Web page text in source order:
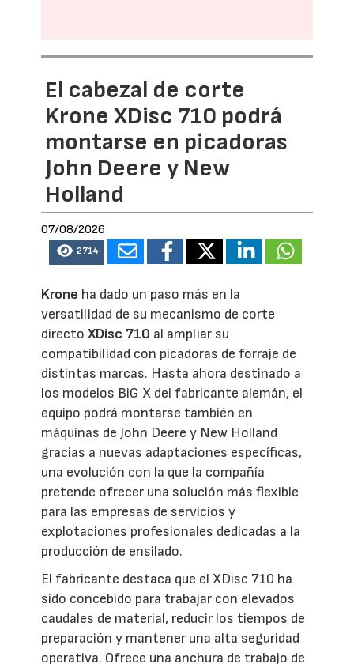
El cabezal de corte
Krone XDisc 710 podrá
montarse en picadoras
John Deere y New
Holland
07/08/2026
2714
Krone ha dado un paso más en la
versatilidad de su mecanismo de corte
directoXDisc 710 al ampliar su
compatibilidad con picadoras de forraje de
distintas marcas. Hasta ahora destinado a
los modelos BiG X del fabricante alemán, el
equipo podrá montarse también en
máquinas de John Deere y New Holland
gracias a nuevas adaptaciones específicas,
una evolución con la que la compañía
pretende ofrecer una solución más flexible
para las empresas de servicios y
explotaciones profesionales dedicadas a la
producción de ensilado.
El fabricante destaca que el XDisc 710 ha
sido concebido para trabajar con elevados
caudales de material, reducir los tiempos de
preparación y mantener una alta seguridad
operativa. Ofrece una anchura de trabajo de